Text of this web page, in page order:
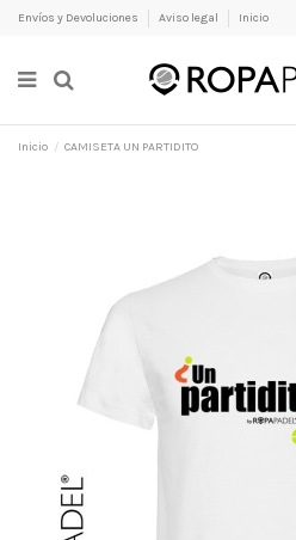
Envíos y Devoluciones Aviso legal Inicio
Inicio CAMISETA UN PARTIDITO